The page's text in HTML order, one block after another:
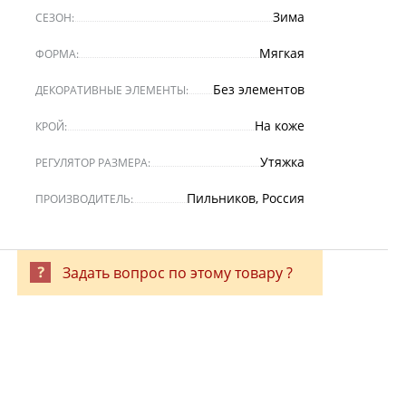
СЕЗОН: Зима
ФОРМА: Мягкая
ДЕКОРАТИВНЫЕ ЭЛЕМЕНТЫ: Без элементов
КРОЙ: На коже
РЕГУЛЯТОР РАЗМЕРА: Утяжка
ПРОИЗВОДИТЕЛЬ: Пильников, Россия
Задать вопрос по этому товару ?